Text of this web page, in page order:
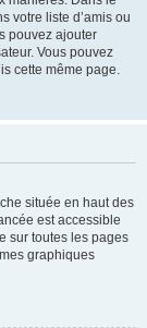
votre liste d’amis ou
pouvez ajouter
Vous pouvez
cette même page.
située en haut des
est accessible
sur toutes les pages
graphiques